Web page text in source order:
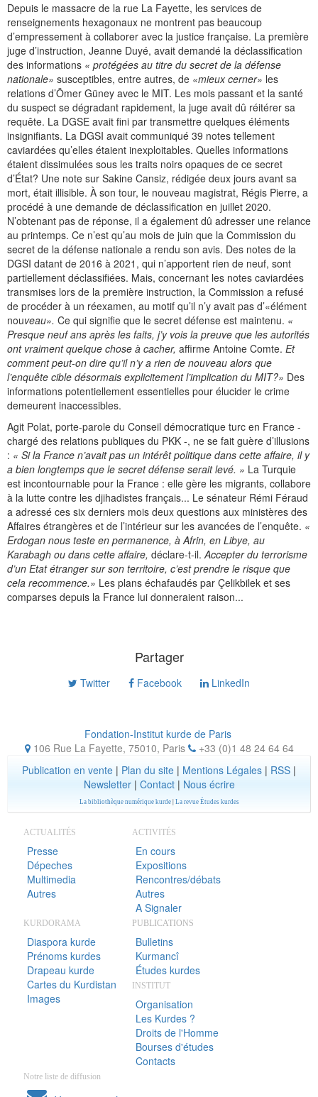
Depuis le massacre de la rue La Fayette, les services de
renseignements hexagonaux ne montrent pas beaucoup
d’empressement à collaborer avec la justice française. La première
juge d’instruction, Jeanne Duyé, avait demandé la déclassification
des informations « protégées au titre du secret de la défense
nationale» susceptibles, entre autres, de «mieux cerner» les
relations d’Ömer Güney avec le MIT. Les mois passant et la santé
du suspect se dégradant rapidement, la juge avait dû réitérer sa
requête. La DGSE avait fini par transmettre quelques éléments
insignifiants. La DGSI avait communiqué 39 notes tellement
caviardées qu’elles étaient inexploitables. Quelles informations
étaient dissimulées sous les traits noirs opaques de ce secret
d’État? Une note sur Sakine Cansiz, rédigée deux jours avant sa
mort, était illisible. À son tour, le nouveau magistrat, Régis Pierre, a
procédé à une demande de déclassification en juillet 2020.
N’obtenant pas de réponse, il a également dû adresser une relance
au printemps. Ce n’est qu’au mois de juin que la Commission du
secret de la défense nationale a rendu son avis. Des notes de la
DGSI datant de 2016 à 2021, qui n’apportent rien de neuf, sont
partiellement déclassifiées. Mais, concernant les notes caviardées
transmises lors de la première instruction, la Commission a refusé
de procéder à un réexamen, au motif qu’il n’y avait pas d’«élément
nouveau». Ce qui signifie que le secret défense est maintenu. «
Presque neuf ans après les faits, j’y vois la preuve que les autorités
ont vraiment quelque chose à cacher, affirme Antoine Comte. Et
comment peut-on dire qu’il n’y a rien de nouveau alors que
l’enquête cible désormais explicitement l’implication du MIT?» Des
informations potentiellement essentielles pour élucider le crime
demeurent inaccessibles.
Agit Polat, porte-parole du Conseil démocratique turc en France -
chargé des relations publiques du PKK -, ne se fait guère d’illusions
: « Si la France n’avait pas un intérêt politique dans cette affaire, il y
a bien longtemps que le secret défense serait levé. » La Turquie
est incontournable pour la France : elle gère les migrants, collabore
à la lutte contre les djihadistes français... Le sénateur Rémi Féraud
a adressé ces six derniers mois deux questions aux ministères des
Affaires étrangères et de l’intérieur sur les avancées de l’enquête. «
Erdogan nous teste en permanence, à Afrin, en Libye, au
Karabagh ou dans cette affaire, déclare-t-il.Accepter du terrorisme
d’un Etat étranger sur son territoire, c’est prendre le risque que
cela recommence.» Les plans échafaudés par Çelikbilek et ses
comparses depuis la France lui donneraient raison...
Partager
Twitter Facebook LinkedIn
Fondation-Institut kurde de Paris
106 Rue La Fayette, 75010, Paris
+33 (0)1 48 24 64 64
Publication en vente | Plan du site | Mentions Légales | RSS |
Newsletter| Contact| Nous écrire
La bibliothèque numérique kurde| La revue Études kurdes
ACTUALITÉS
Presse
Dépeches
Multimedia
Autres
ACTIVITÉS
En cours
Expositions
Rencontres/débats
Autres
A Signaler
KURDORAMA
Diaspora kurde
Prénoms kurdes
Drapeau kurde
Cartes du Kurdistan
Images
PUBLICATIONS
Bulletins
Kurmancî
Études kurdes
INSTITUT
Organisation
Les Kurdes ?
Droits de l'Homme
Bourses d'études
Contacts
Notre liste de diffusion